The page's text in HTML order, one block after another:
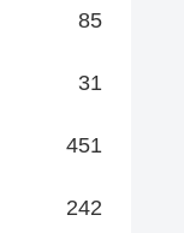
85
31
451
242